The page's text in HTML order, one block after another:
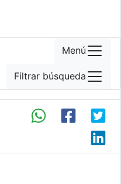
Menú
Filtrar búsqueda